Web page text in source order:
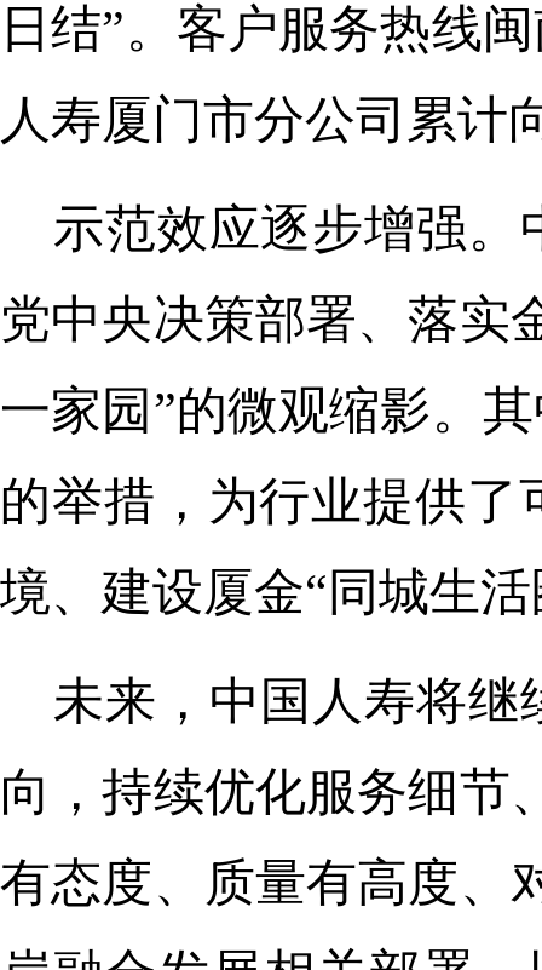
日结”。客户服务热线
人寿厦门市分公司累计
示范效应逐步增强。
党中央决策部署、落实
一家园”的微观缩影。
的举措，为行业提供
境、建设厦金“同城生
未来，中国人寿将
向，持续优化服务细节
有态度、质量有高度、